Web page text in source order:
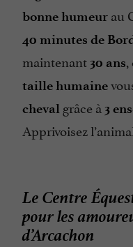
bonne humeur au
40 minutes de
maintenant 30 ans,
taille humaine
cheval grâce à 3
Apprivoisez
Le Centre
pour les
d’Arcachon